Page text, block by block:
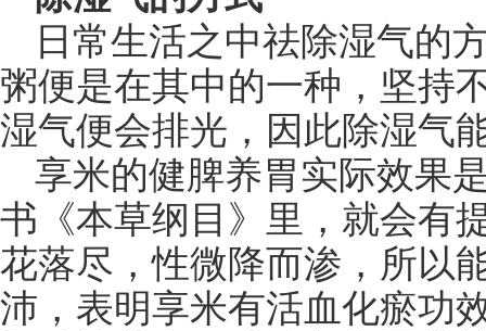
日常生活之中祛除湿气的
粥便是在其中的一种，坚持
湿气便会排光，因此除湿气
享米的健脾养胃实际效果
书《本草纲目》里，就会有
花落尽，性微降而渗，所以
沛，表明享米有活血化瘀功